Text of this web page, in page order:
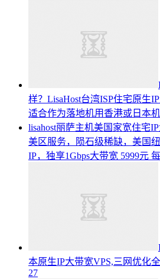
样？LisaHost台湾ISP住宅原生
适合作为落地机用香港或日本
lisahost丽萨主机美国家宽住宅
美区服务，陨石级稀缺，美国
IP，独享1Gbps大带宽 5999元
本原生IP大带宽VPS,三网优化
27